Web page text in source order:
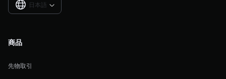
日本語 
商品
先物取引